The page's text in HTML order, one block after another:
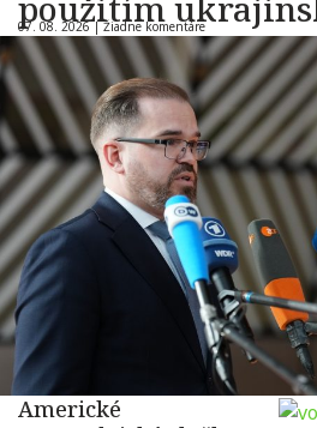
07. 08. 2026 |Žiadne komentáre
Americké